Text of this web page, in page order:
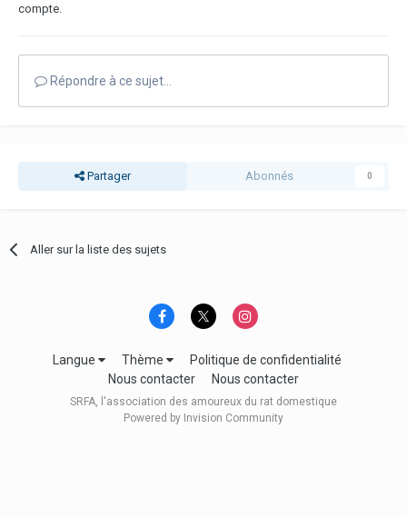
compte.
Répondre à ce sujet…
Partager Abonnés 0
Aller sur la liste des sujets
Langue Thème
Politique de confidentialité
Nous contacter
Nous contacter
SRFA, l'association des amoureux du rat domestique
Powered by Invision Community